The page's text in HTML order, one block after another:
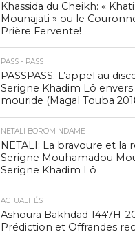
Khassida du Cheikh: «
Mounajati » ou le
Prière Fervente!
PASS - PASS
PASSPASS: L’appel au
Serigne Khadim Lô envers
mouride (Magal Touba
NETALI BOROM NDAME
NETALI: La bravoure et la
Serigne Mouhamadou
Serigne Khadim Lô
ACTUALITÉS
Ashoura Bakhdad 1447H-
Prédiction et Offrandes